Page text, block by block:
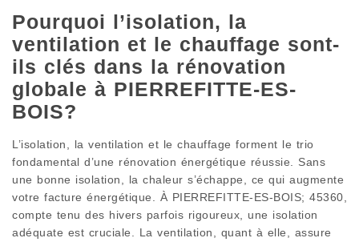
Pourquoi l’isolation, la
ventilation et le chauffage sont-
ils clés dans la rénovation
globale à PIERREFITTE-ES-
BOIS?
L’isolation, la ventilation et le chauffage forment le trio
fondamental d’une rénovation énergétique réussie. Sans
une bonne isolation, la chaleur s’échappe, ce qui augmente
votre facture énergétique. À PIERREFITTE-ES-BOIS; 45360,
compte tenu des hivers parfois rigoureux, une isolation
adéquate est cruciale. La ventilation, quant à elle, assure